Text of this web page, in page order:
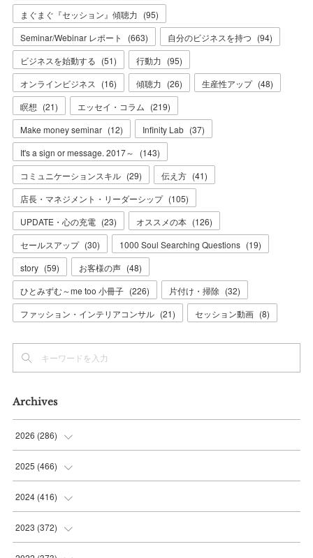
まぐまぐ『セッション』傾聴力 (95)
Seminar/Webinar レポート
(663) 自分のビジネスを持つ (94)
ビジネスを始動する (51) 行動力 (95)
オンラインビジネス
(16) 傾聴力 (26) 生産性アップ (48)
瞑想 (21) エッセイ・コラム (219)
Make money seminar (12) Infinity Lab (37)
It's a sign or message. 2017～
(143)
コミュニケーションスキル (29) 伝え方 (41)
店長・マネジメント・リーダーシップ (105)
UPDATE・心の充電 (23) オススメの本 (126)
セールスアップ (30) 1000 Soul Searching Questions (19)
story (59) お客様の声 (48)
ひとみずむ～me too 小冊子 (226) 片付け・掃除 (32)
ファッション・インテリアコンサル (21) セッション動画 (8)
Archives
2026 (286)
(7)
(36
(37
(42
2025 (466)
(56
(37
(35
2024 (416)
(38
2023 (372)